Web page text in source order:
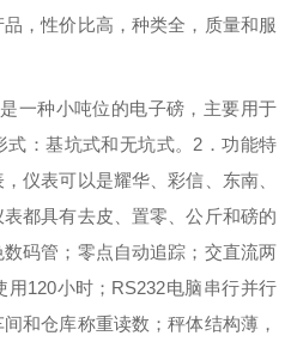
，性价比高，种类全，质量和服
一种小吨位的电子磅，主要用于
：基坑式和无坑式。 2．功能特
仪表可以是耀华、彩信、东南、
都具有去皮、置零、公斤和磅的
码管； 零点自动追踪； 交直流两
120小时； RS232电脑串行并行
和仓库称重读数；秤体结构薄，